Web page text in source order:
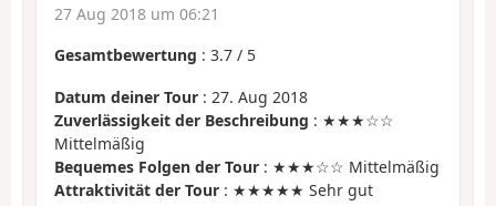
27 Aug 2018 um 06:21
Gesamtbewertung : 3.7 / 5
Datum deiner Tour : 27. Aug 2018
Zuverlässigkeit der Beschreibung : ★★★☆☆
Mittelmäßig
Bequemes Folgen der Tour : ★★★☆☆ Mittelmäßig
Attraktivität der Tour : ★★★★★ Sehr gut